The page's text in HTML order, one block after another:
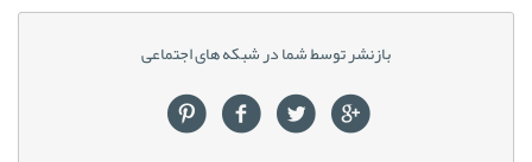
بازنشر توسط شما در شبکه های اجتماعی